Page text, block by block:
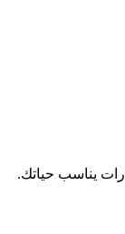
يناسب حياتك.